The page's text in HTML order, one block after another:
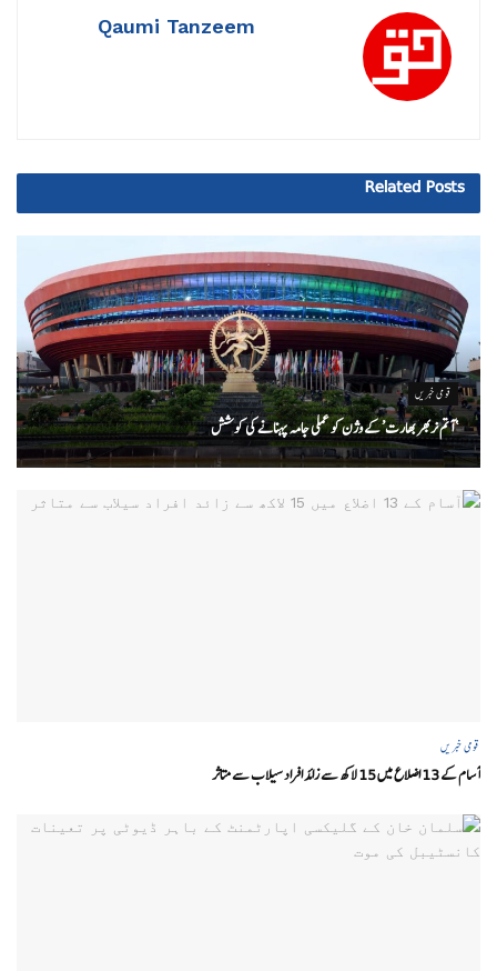
Qaumi Tanzeem
Related Posts
قومی خبریں
‘ آتم نربھر بھارت’ کے وژن کو عملی جامہ پہنانے کی کوشش
قومی خبریں
آسام کے 13 اضلاع میں 15 لاکھ سے زائد افراد سیلاب سے متاثر